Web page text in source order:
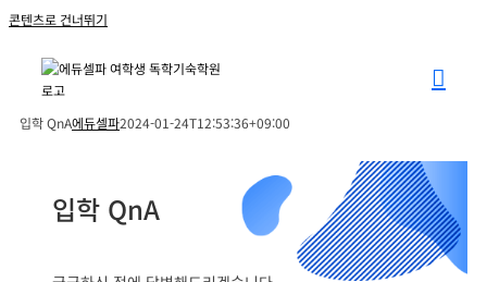
콘텐츠로 건너뛰기
입학 QnA에듀셀파2024-01-24T12:53:36+09:00
입학 QnA